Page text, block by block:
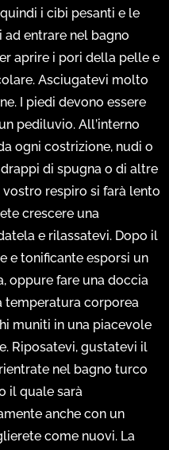
i cibi pesanti e le
ad entrare nel bagno
aprire i pori della pelle e
Asciugatevi molto
I piedi devono essere
pediluvio. All’interno
ogni costrizione, nudi o
di spugna o di altre
respiro si farà lento
crescere una
e rilassatevi. Dopo il
e tonificante esporsi un
oppure fare una doccia
temperatura corporea
muniti in una piacevole
Riposatevi, gustatevi il
nel bagno turco
il quale sarà
anche con un
come nuovi. La